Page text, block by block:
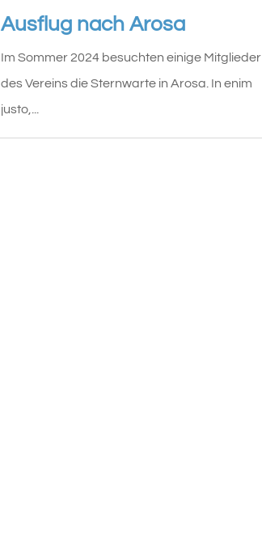
Ausflug nach Arosa
Im Sommer 2024 besuchten einige Mitglieder
des Vereins die Sternwarte in Arosa. In enim
justo,...